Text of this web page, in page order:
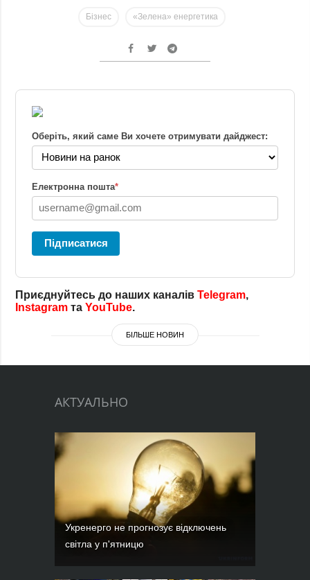
Бізнес «Зелена» енергетика
Оберіть, який саме Ви хочете отримувати дайджест:
Електронна пошта*
Підписатися
Приєднуйтесь до наших каналівTelegram,
Instagram таYouTube.
БІЛЬШЕ НОВИН
АКТУАЛЬНО
Укренерго не прогнозує відключень
світла у п'ятницю